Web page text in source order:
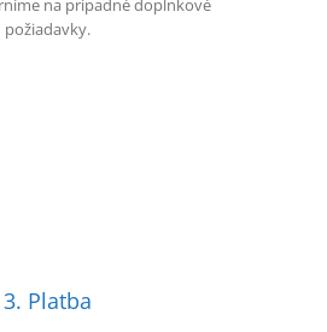
na prípadné doplnkové
požiadavky.
3. Platba